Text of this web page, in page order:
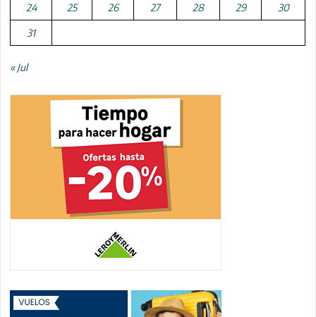
24 25 26 27 28 29 30
31
« Jul